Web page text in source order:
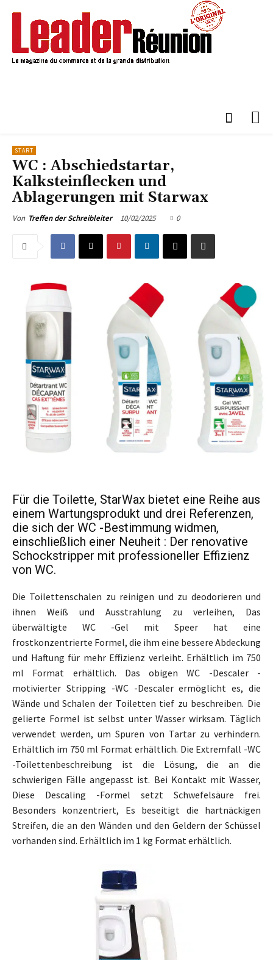
START
WC : Abschiedstartar,
Kalksteinflecken und
Ablagerungen mit Starwax
Von Treffen der Schreibleiter 10/02/2025 0
Für die Toilette, StarWax bietet eine Reihe aus
einem Wartungsprodukt und drei Referenzen,
die sich der WC -Bestimmung widmen,
einschließlich einer Neuheit : Der renovative
Schockstripper mit professioneller Effizienz
von WC.
Die Toilettenschalen zu reinigen und zu deodorieren und
ihnen Weiß und Ausstrahlung zu verleihen, Das
überwältigte WC -Gel mit Speer hat eine
frostkonzentrierte Formel, die ihm eine bessere Abdeckung
und Haftung für mehr Effizienz verleiht. Erhältlich im 750
ml Format erhältlich. Das obigen WC -Descaler -
motivierter Stripping -WC -Descaler ermöglicht es, die
Wände und Schalen der Toiletten tief zu beschreiben. Die
gelierte Formel ist selbst unter Wasser wirksam. Täglich
verwendet werden, um Spuren von Tartar zu verhindern.
Erhältlich im 750 ml Format erhältlich. Die Extremfall -WC
-Toilettenbeschreibung ist die Lösung, die an die
schwierigen Fälle angepasst ist. Bei Kontakt mit Wasser,
Diese Descaling -Formel setzt Schwefelsäure frei.
Besonders konzentriert, Es beseitigt die hartnäckigen
Streifen, die an den Wänden und den Geldern der Schüssel
vorhanden sind. Erhältlich im 1 kg Format erhältlich.